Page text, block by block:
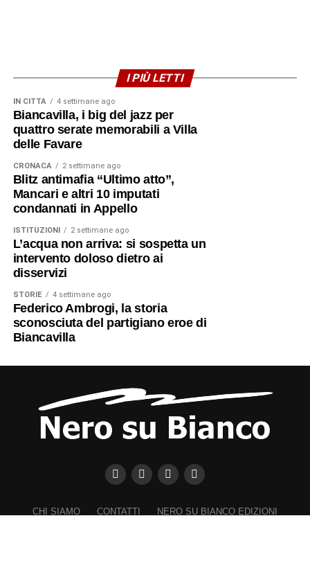
I PIÙ LETTI
IN CITTÀ 4 settimane ago
Biancavilla, i big del jazz per
quattro serate memorabili a Villa
delle Favare
CRONACA 2 settimane ago
Blitz antimafia “Ultimo atto”,
Mancari e altri 10 imputati
condannati in Appello
ISTITUZIONI 2 settimane ago
L’acqua non arriva: si sospetta un
intervento doloso dietro ai
disservizi
STORIE 4 settimane ago
Federico Ambrogi, la storia
sconosciuta del partigiano eroe di
Biancavilla
CHI SIAMO CONTATTI
NERO SU BIANCO EDIZIONI